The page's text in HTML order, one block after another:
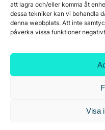
att lagra och/eller komma åt
dessa tekniker kan vi behandla
denna webbplats. Att inte
påverka vissa funktioner
Visa
Tandem